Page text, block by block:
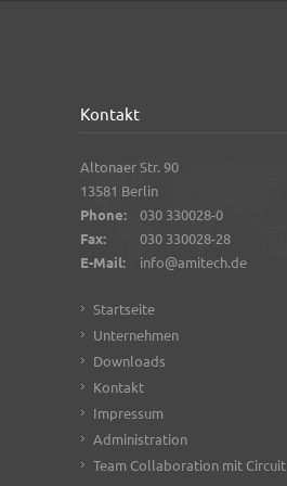
Kontakt
Altonaer Str. 90
13581 Berlin
Phone:
030 330028-0
Fax:
030 330028-28
E-Mail:
info@amitech.de
Startseite
Unternehmen
Downloads
Kontakt
Impressum
Administration
Team Collaboration mit Circuit